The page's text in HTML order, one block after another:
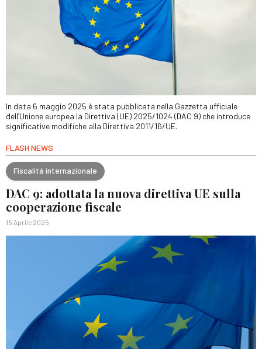
In data 6 maggio 2025 è stata pubblicata nella Gazzetta ufficiale
dell’Unione europea la Direttiva (UE) 2025/1024 (DAC 9) che introduce
significative modifiche alla Direttiva 2011/16/UE.
FLASH NEWS
Fiscalità internazionale
DAC 9: adottata la nuova direttiva UE sulla
cooperazione fiscale
15 Aprile 2025